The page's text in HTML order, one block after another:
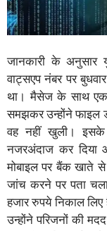
जानकारी के अनुसार
वाट्सएप नंबर पर
था। मैसेज के साथ एक
समझकर उन्होंने फाइल
वह नहीं खुली। इसके
नजरअंदाज कर
मोबाइल पर बैंक
जांच करने पर पता
हजार रुपये निकाल
उन्होंने परिजनों की